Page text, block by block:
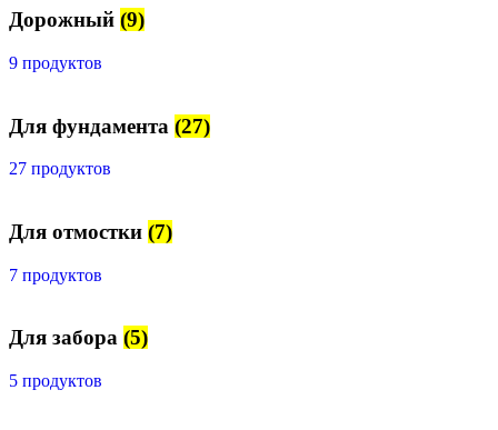
Дорожный (9)
9 продуктов
Для фундамента (27)
27 продуктов
Для отмостки (7)
7 продуктов
Для забора (5)
5 продуктов